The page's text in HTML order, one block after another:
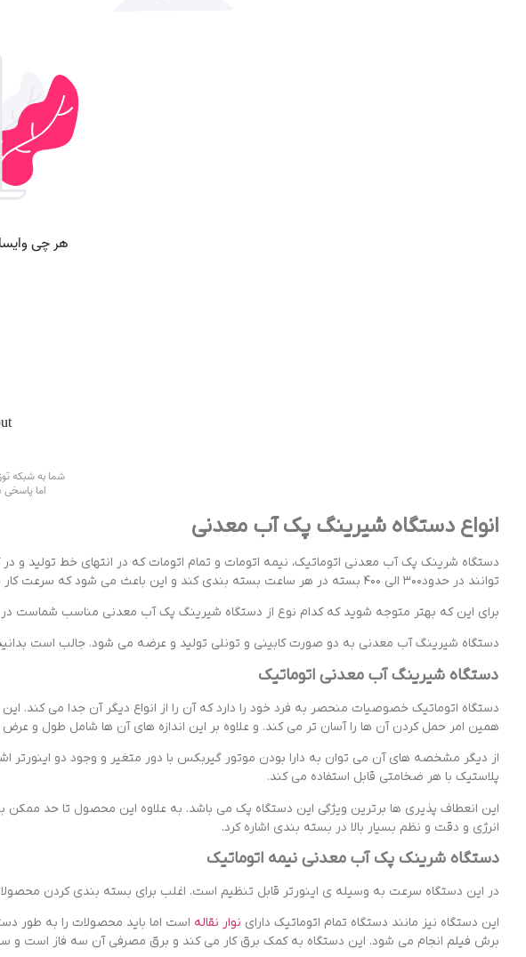
انواع دستگاه شیرینگ پک آب معدنی
دستگاه شرینک پک آب معدنی اتوماتیک، نیمه اتومات و تمام اتومات که در انتهای خط تولید و در
‌توانند در حدود۳۰۰ الی ۴۰۰ بسته در هر ساعت بسته ‌بندی کند و این باعث می ‌شود که سرعت کار به صورت قابل توجهی افزایش پیدا کند.
برای این که بهتر متوجه شوید که کدام نوع از دستگاه شیرینگ پک آب معدنی مناسب شماست در
دستگاه شیرینگ آب معدنی به دو صورت کابینی و تونلی تولید و عرضه می شود. جالب است
دستگاه شیرینگ آب معدنی اتوماتیک
دستگاه اتوماتیک خصوصیات منحصر به فرد خود را دارد که آن را از انواع دیگر آن جدا می
همین امر حمل کردن آن ها را آسان‌ تر می کند. و علاوه بر این اندازه‌ های آن ها شامل طول و
از دیگر مشخصه‌ های آن می توان به دارا بودن موتور گیربکس با دور متغیر و وجود دو اینورتر
پلاستیک با هر ضخامتی قابل استفاده می کند.
این انعطاف پذیری ها برترین ویژگی این دستگاه پک می باشد. به علاوه این محصول تا حد
انرژی و دقت و نظم بسیار بالا در بسته بندی اشاره کرد.
دستگاه شرینک پک آب معدنی نیمه اتوماتیک
در این دستگاه سرعت به وسیله ‌ی اینورتر قابل تنظیم است. اغلب برای بسته بندی کردن
این دستگاه نیز مانند دستگاه تمام اتوماتیک دارای نوار نقاله است اما باید محصولات را به طور
برش فیلم انجام می شود. این دستگاه به کمک برق کار می کند و برق مصرفی آن سه فاز است و